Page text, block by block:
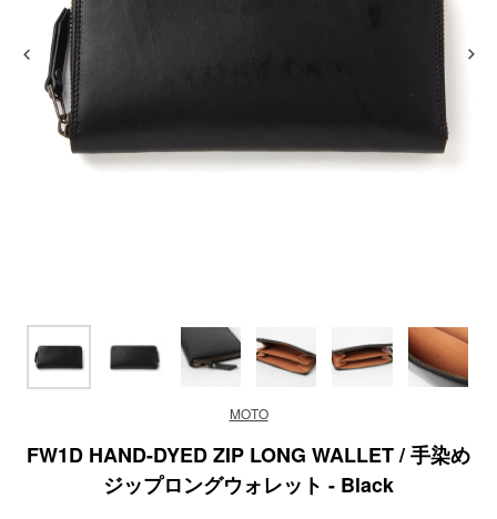
MOTO
FW1D HAND-DYED ZIP LONG WALLET / 手染め
ジップロングウォレット - Black